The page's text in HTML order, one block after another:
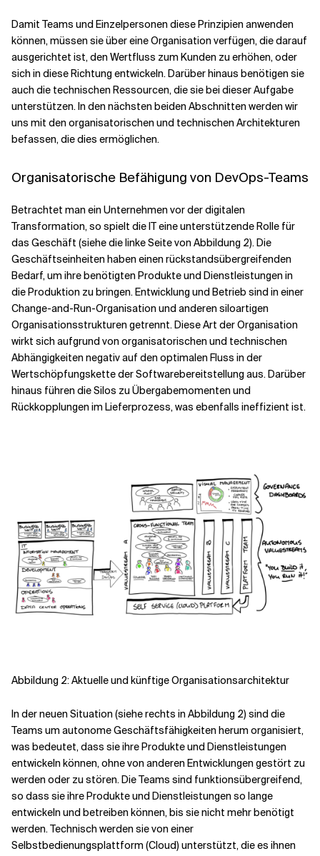
Damit Teams und Einzelpersonen diese Prinzipien anwenden
können, müssen sie über eine Organisation verfügen, die darauf
ausgerichtet ist, den Wertfluss zum Kunden zu erhöhen, oder
sich in diese Richtung entwickeln. Darüber hinaus benötigen sie
auch die technischen Ressourcen, die sie bei dieser Aufgabe
unterstützen. In den nächsten beiden Abschnitten werden wir
uns mit den organisatorischen und technischen Architekturen
befassen, die dies ermöglichen.
Organisatorische Befähigung von DevOps-Teams
Betrachtet man ein Unternehmen vor der digitalen
Transformation, so spielt die IT eine unterstützende Rolle für
das Geschäft (siehe die linke Seite von Abbildung 2). Die
Geschäftseinheiten haben einen rückstandsübergreifenden
Bedarf, um ihre benötigten Produkte und Dienstleistungen in
die Produktion zu bringen. Entwicklung und Betrieb sind in einer
Change-and-Run-Organisation und anderen siloartigen
Organisationsstrukturen getrennt. Diese Art der Organisation
wirkt sich aufgrund von organisatorischen und technischen
Abhängigkeiten negativ auf den optimalen Fluss in der
Wertschöpfungskette der Softwarebereitstellung aus. Darüber
hinaus führen die Silos zu Übergabemomenten und
Rückkopplungen im Lieferprozess, was ebenfalls ineffizient ist.
Abbildung 2: Aktuelle und künftige Organisationsarchitektur
In der neuen Situation (siehe rechts in Abbildung 2) sind die
Teams um autonome Geschäftsfähigkeiten herum organisiert,
was bedeutet, dass sie ihre Produkte und Dienstleistungen
entwickeln können, ohne von anderen Entwicklungen gestört zu
werden oder zu stören. Die Teams sind funktionsübergreifend,
so dass sie ihre Produkte und Dienstleistungen so lange
entwickeln und betreiben können, bis sie nicht mehr benötigt
werden. Technisch werden sie von einer
Selbstbedienungsplattform (Cloud) unterstützt, die es ihnen